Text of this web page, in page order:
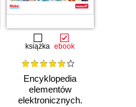
książka ebook
Encyklopedia
elementów
elektronicznych.